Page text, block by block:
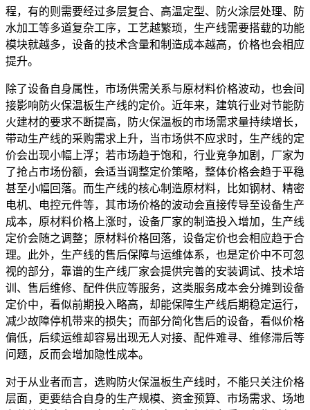
程，有的则需要经过多层复合、高温定型、防火涂层处理、防
水加工等多道复杂工序，工艺越繁琐，生产线需要搭载的功能
模块就越多，设备的技术含量和制造成本越高，价格也会相应
提升。
除了设备自身属性，市场供需关系与原材料价格波动，也会间
接影响防火保温板生产线的定价。近年来，建筑行业对节能防
火建材的要求不断提高，防火保温板的市场需求量持续增长，
带动生产线的采购需求上升，当市场供不应求时，生产线的定
价会出现小幅上浮；若市场趋于饱和，行业竞争加剧，厂家为
了抢占市场份额，会适当调整定价策略，整体价格会趋于平稳
甚至小幅回落。而生产线的核心制造原材料，比如钢材、精密
电机、电控元件等，其市场价格的波动会直接传导至设备生产
成本，原材料价格上涨时，设备厂家的制造投入增加，生产线
定价会随之调整；原材料价格回落，设备定价也会相应趋于合
理。此外，生产线的售后保障与运维体系，也是定价中不可忽
视的部分，靠谱的生产线厂家会提供完善的安装调试、技术培
训、售后维修、配件供应等服务，这类服务成本会分摊到设备
定价中，看似前期投入略高，却能保障生产线后期稳定运行，
减少故障停机带来的损失；而部分简化售后的设备，看似价格
偏低，后续运维却容易出现无人对接、配件难寻、维修滞后等
问题，反而会增加隐性成本。
对于从业者而言，选购防火保温板生产线时，不能只关注价格
层面，更要结合自身的生产规模、资金预算、市场需求、场地